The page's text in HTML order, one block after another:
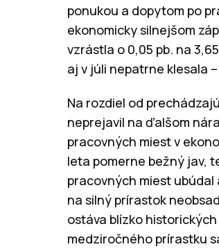
ponukou a dopytom po
ekonomicky silnejšom
vzrástla o 0,05 pb. na
aj v júli nepatrne klesala
Na rozdiel od
neprejavil na ďalšom
pracovných miest v
leta pomerne bežný jav,
pracovných miest ubúdal
na silný prírastok
ostáva blízko
medziročného prírastku